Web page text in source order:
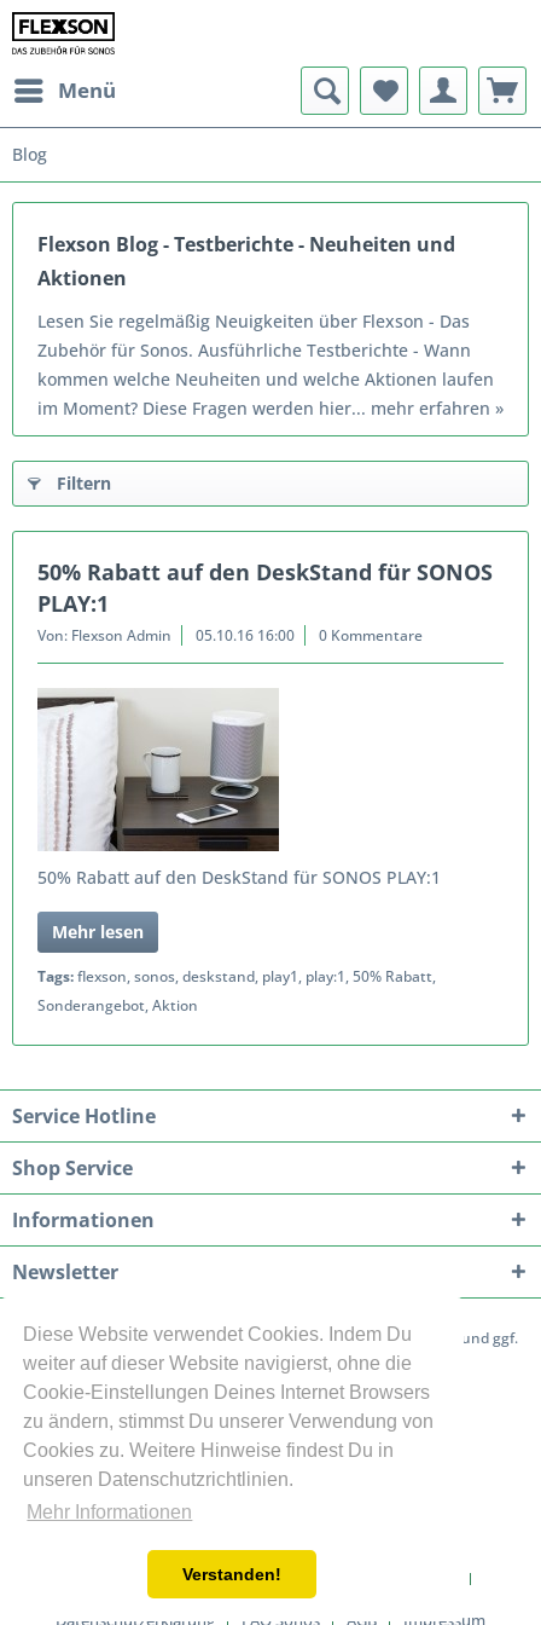
Diese Website verwendet Cookies. Indem Du
weiter auf dieser Website navigierst, ohne die
Cookie-Einstellungen Deines Internet Browsers
zu ändern, stimmst Du unserer Verwendung von
Cookies zu. Weitere Hinweise findest Du in
unseren Datenschutzrichtlinien.
Mehr Informationen
Verstanden!
Menü
Blog
Flexson Blog - Testberichte - Neuheiten und
Aktionen
Lesen Sie regelmäßig Neuigkeiten über Flexson - Das
Zubehör für Sonos. Ausführliche Testberichte - Wann
kommen welche Neuheiten und welche Aktionen laufen
im Moment? Diese Fragen werden hier... mehr erfahren »
Filtern
50% Rabatt auf den DeskStand für SONOS
PLAY:1
Von: Flexson Admin 05.10.16 16:00 0 Kommentare
50% Rabatt auf den DeskStand für SONOS PLAY:1
Mehr lesen
Tags:flexson,sonos,deskstand, play1, play:1,50% Rabatt,
Sonderangebot,Aktion
Service Hotline
Shop Service
Informationen
Newsletter
* Alle Preise inkl. gesetzl. Mehrwertsteuer zzgl.Versandkosten
und ggf.
Nachnahmegebühren, wenn nicht anders beschrieben
Cookie-Einstellungen
Flexson Artikel Übersicht
Sicherheitshinweise zu den Produkten
Versand und Zahlungsbedingungen
Datenschutzerklärung
FAQ Sonos AGB Impressum